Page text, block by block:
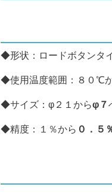
◆形状：ロードボタンタ
◆使用温度範囲：８０℃
◆サイズ：φ２１からφ７
◆精度：１％から ０．５